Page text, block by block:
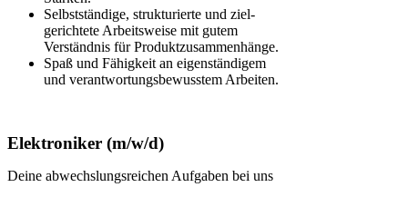
Selbstständige, struk­turierte und ziel­
gerichtete Arbeits­weise mit gutem
Verständnis für Produktzusammenhänge.
Spaß und Fähigkeit an eigenständigem
und verantwortungsbewusstem Arbeiten.
Elektroniker (m/w/d)
Deine abwechslungsreichen Aufgaben bei uns